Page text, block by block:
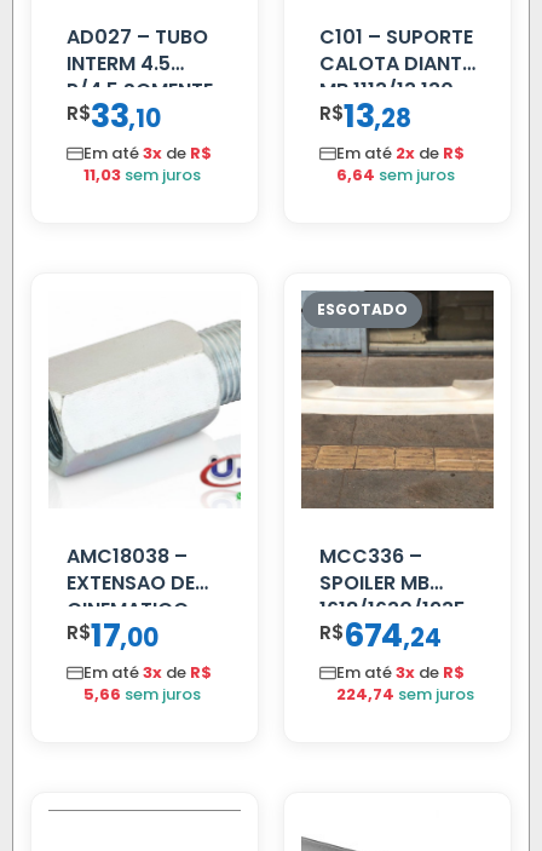
AD027 – TUBO
INTERM 4.5
P/4.5 SOMENTE
PROLONGADOR
R$33,10
Em até3x de R$
11,03 sem juros
C101 – SUPORTE
CALOTA DIANT
MB 1113/13.130
R$13,28
Em até 2x de R$
6,64 sem juros
AMC18038 –
EXTENSAO DE
CINEMATICO
40MM
R$17,00
Em até3x de R$
5,66 sem juros
MCC336 –
SPOILER MB
1618/1630/1935
04 FAR
C/BIGOD
R$674,24
Em até3x de R$
224,74 sem juros